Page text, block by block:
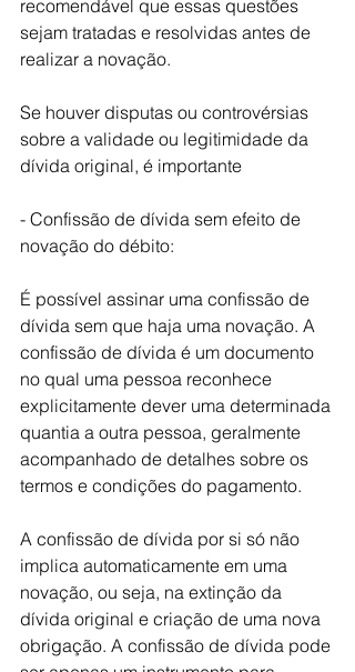
recomendável que essas questões
sejam tratadas e resolvidas antes de
realizar a novação.
Se houver disputas ou controvérsias
sobre a validade ou legitimidade da
dívida original, é importante
- Confissão de dívida sem efeito de
novação do débito:
É possível assinar uma confissão de
dívida sem que haja uma novação. A
confissão de dívida é um documento
no qual uma pessoa reconhece
explicitamente dever uma determinada
quantia a outra pessoa, geralmente
acompanhado de detalhes sobre os
termos e condições do pagamento.
A confissão de dívida por si só não
implica automaticamente em uma
novação, ou seja, na extinção da
dívida original e criação de uma nova
obrigação. A confissão de dívida pode